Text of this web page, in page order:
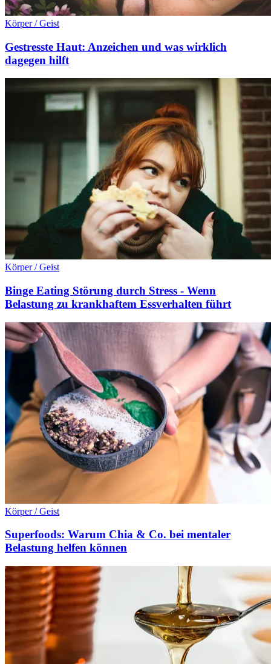
Körper / Geist
Gestresste Haut: Anzeichen und was wirklich
dagegen hilft
Körper / Geist
Binge Eating Störung durch Stress - Wenn
Belastung zu krankhaftem Essverhalten führt
Körper / Geist
Superfoods: Warum Chia & Co. bei mentaler
Belastung helfen können